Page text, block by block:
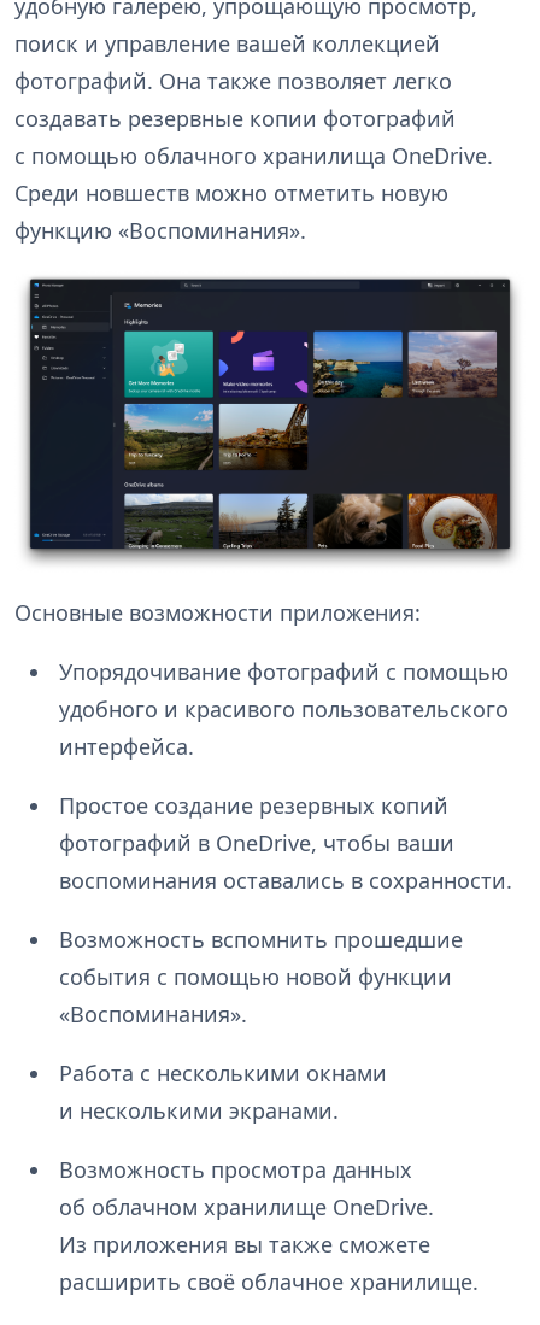
удобную галерею, упрощающую просмотр,
поиск и управление вашей коллекцией
фотографий. Она также позволяет легко
создавать резервные копии фотографий
с помощью облачного хранилища OneDrive.
Среди новшеств можно отметить новую
функцию «Воспоминания».
Основные возможности приложения:
Упорядочивание фотографий с помощью
удобного и красивого пользовательского
интерфейса.
Простое создание резервных копий
фотографий в OneDrive, чтобы ваши
воспоминания оставались в сохранности.
Возможность вспомнить прошедшие
события с помощью новой функции
«Воспоминания».
Работа с несколькими окнами
и несколькими экранами.
Возможность просмотра данных
об облачном хранилище OneDrive.
Из приложения вы также сможете
расширить своё облачное хранилище.